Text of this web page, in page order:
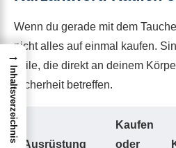
Wenn du gerade mit dem
nicht alles auf einmal kaufen.
Teile, die direkt an deinem
Sicherheit betreffen.
Ausrüstung
Kaufen
oder
→
Inhaltsverzeichnis